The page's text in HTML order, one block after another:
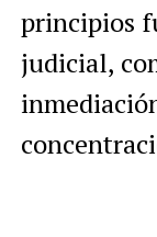
principios
judicial,